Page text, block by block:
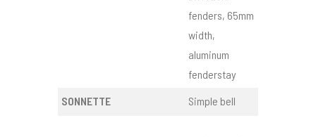
fenders, 65mm
width,
aluminum
fenderstay
SONNETTE
Simple bell